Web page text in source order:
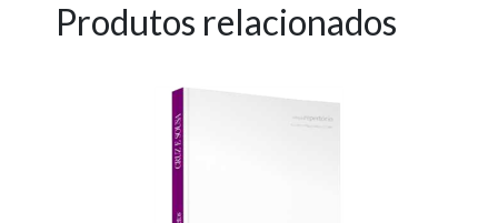
Produtos relacionados